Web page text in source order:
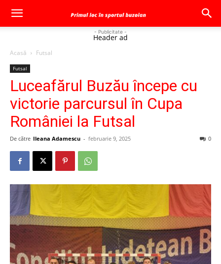
- Publicitate -
Header ad
Acasă Futsal
Futsal
Luceafărul Buzău începe cu
victorie parcursul în Cupa
României la Futsal
De către Ileana Adamescu - februarie 9, 2025 0